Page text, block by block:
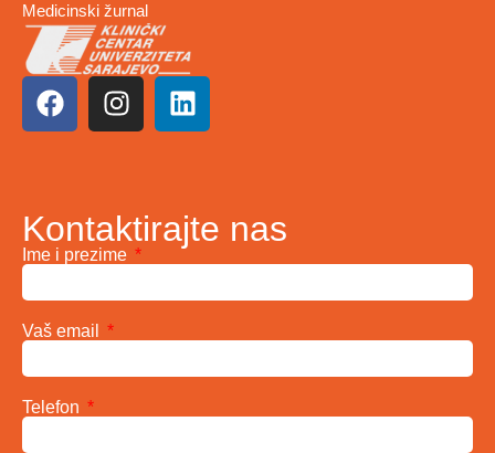
Medicinski žurnal
Kontaktirajte nas
Ime i prezime
Vaš email
Telefon